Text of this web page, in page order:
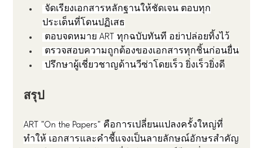
จัดเรียงเอกสารหลักฐานให้ชัดเจน ตอบทุก
ประเด็นที่โดนปฏิเสธ
ตอบจดหมาย ART ทุกฉบับทันที อย่าปล่อยทิ้งไว้
ตรวจสอบความถูกต้องของเอกสารทุกชิ้นก่อนยื่น
ปรึกษาผู้เชี่ยวชาญด้านวีซ่าโดยเร็ว ยิ่งเร็วยิ่งดี
สรุป
ART "On the Papers" คือการเปลี่ยนแปลงครั้งใหญ่ที่
ทำให้ เอกสารและคำชี้แจงเป็นลายลักษณ์อักษรสำคัญ